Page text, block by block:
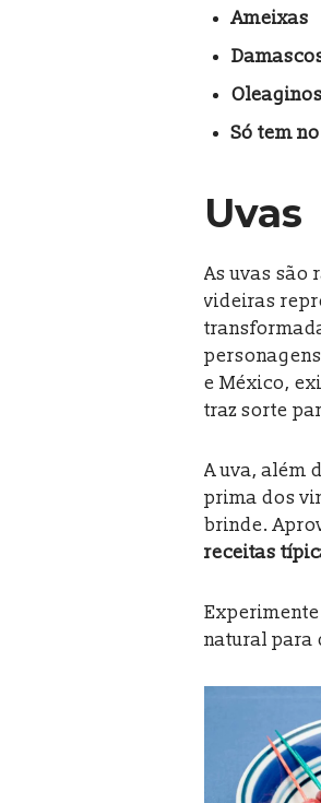
Ameixas
Só tem
Uvas
As uvas são
videiras
e México,
traz sorte
A uva, além
prima dos
brinde.
receitas
natural para